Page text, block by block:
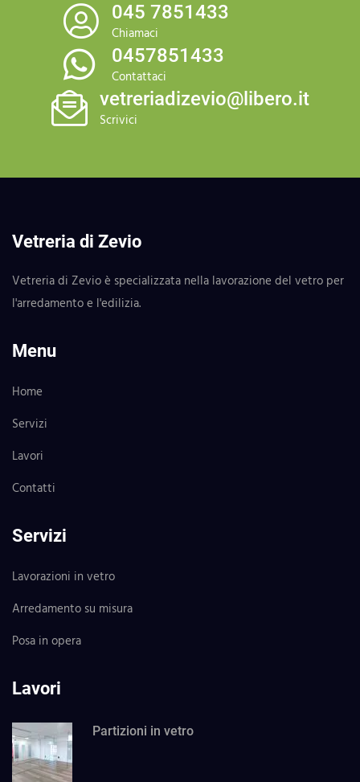
045 7851433
Chiamaci
0457851433
Contattaci
vetreriadizevio@libero.it
Scrivici
Vetreria di Zevio
Vetreria di Zevio è specializzata nella lavorazione del vetro per
l'arredamento e l'edilizia.
Menu
Home
Servizi
Lavori
Contatti
Servizi
Lavorazioni in vetro
Arredamento su misura
Posa in opera
Lavori
Partizioni in vetro